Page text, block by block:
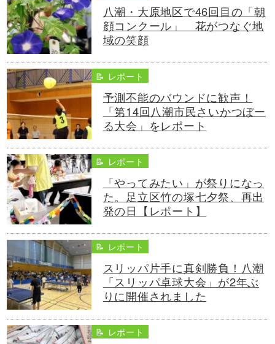
八潮・大原地区で46回目の「朝
顔コンクール」 花がつなぐ地
域の笑顔
📝 レポート
予測不能のバウンドに歓声！
「第14回八潮市民さいかつぼー
る大会」をレポート
📝 レポート
「やってみたい」が祭りになっ
た。足立区竹の塚七夕祭、再出
発の日【レポート】
📝 レポート
スリッパ片手に真剣勝負！八潮
「スリッパ卓球大会」が2年ぶ
りに開催されました
📝 レポート